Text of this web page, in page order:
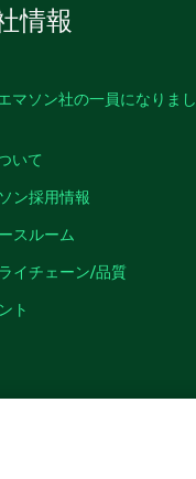
情報
マソン社の一員になりまし
いて
ン採用情報
スルーム
イチェーン/品質
ト
RESERVED.